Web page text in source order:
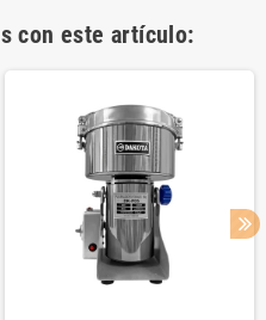
con este artículo: